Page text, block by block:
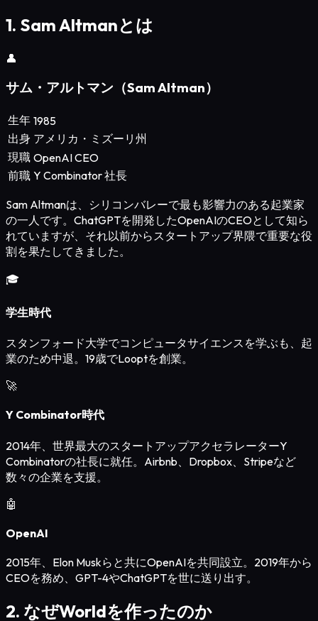
1. Sam Altmanとは
👤
サム・アルトマン（Sam Altman）
生年 1985
出身 アメリカ・ミズーリ州
現職 OpenAI CEO
前職 Y Combinator 社長
Sam Altmanは、シリコンバレーで最も影響力のある起業家
の一人です。ChatGPTを開発したOpenAIのCEOとして知ら
れていますが、それ以前からスタートアップ界隈で重要な役
割を果たしてきました。
🎓
学生時代
スタンフォード大学でコンピュータサイエンスを学ぶも、起
業のため中退。19歳でLooptを創業。
🚀
Y Combinator時代
2014年、世界最大のスタートアップアクセラレーターY
Combinatorの社長に就任。Airbnb、Dropbox、Stripeなど
数々の企業を支援。
🤖
OpenAI
2015年、Elon Muskらと共にOpenAIを共同設立。2019年から
CEOを務め、GPT-4やChatGPTを世に送り出す。
2. なぜWorldを作ったのか